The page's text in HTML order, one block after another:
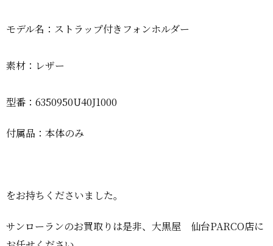
モデル名：ストラップ付きフォンホルダー
素材：レザー
型番：6350950U40J1000
付属品：本体のみ
をお持ちくださいました。
サンローランのお買取りは是非、大黒屋 仙台PARCO店に